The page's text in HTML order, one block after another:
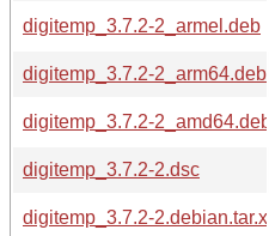
digitemp_3.7.2-2_armel.deb
digitemp_3.7.2-2_arm64.deb
digitemp_3.7.2-2_amd64.deb
digitemp_3.7.2-2.dsc
digitemp_3.7.2-2.debian.tar.xz